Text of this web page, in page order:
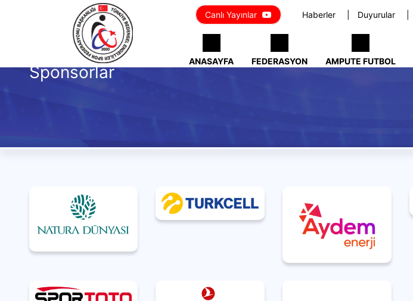
Haberler Duyurular
Canlı Yayınlar
ANASAYFA FEDERASYON AMPUTE FUTBOL
Sponsorlar